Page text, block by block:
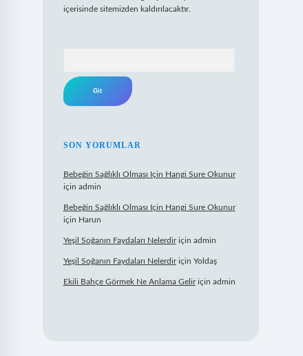
içerisinde sitemizden kaldırılacaktır.
SON YORUMLAR
Bebeğin Sağlıklı Olması Için Hangi Sure Okunur
için admin
Bebeğin Sağlıklı Olması Için Hangi Sure Okunur
için Harun
Yeşil Soğanın Faydaları Nelerdiriçin admin
Yeşil Soğanın Faydaları Nelerdiriçin Yoldaş
Ekili Bahçe Görmek Ne Anlama Geliriçin admin